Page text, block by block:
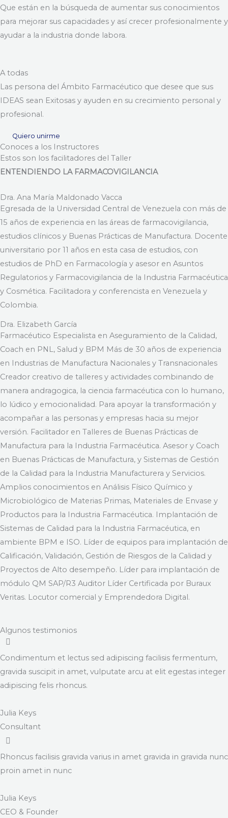
Que están en la búsqueda de aumentar sus conocimientos
para mejorar sus capacidades y así crecer profesionalmente y
ayudar a la industria donde labora.
A todas
Las persona del Ámbito Farmacéutico que desee que sus
IDEAS sean Exitosas y ayuden en su crecimiento personal y
profesional.
Quiero unirme
Conoces a los Instructores
Estos son los facilitadores del Taller
ENTENDIENDO LA FARMACOVIGILANCIA
Dra. Ana María Maldonado Vacca
Egresada de la Universidad Central de Venezuela con más de
15 años de experiencia en las áreas de farmacovigilancia,
estudios clínicos y Buenas Prácticas de Manufactura. Docente
universitario por 11 años en esta casa de estudios, con
estudios de PhD en Farmacología y asesor en Asuntos
Regulatorios y Farmacovigilancia de la Industria Farmacéutica
y Cosmética. Facilitadora y conferencista en Venezuela y
Colombia.
Dra. Elizabeth García
Farmacéutico Especialista en Aseguramiento de la Calidad,
Coach en PNL, Salud y BPM Más de 30 años de experiencia
en Industrias de Manufactura Nacionales y Transnacionales
Creador creativo de talleres y actividades combinando de
manera andragogica, la ciencia farmacéutica con lo humano,
lo lúdico y emocionalidad. Para apoyar la transformación y
acompañar a las personas y empresas hacia su mejor
versión. Facilitador en Talleres de Buenas Prácticas de
Manufactura para la Industria Farmacéutica. Asesor y Coach
en Buenas Prácticas de Manufactura, y Sistemas de Gestión
de la Calidad para la Industria Manufacturera y Servicios.
Amplios conocimientos en Análisis Físico Químico y
Microbiológico de Materias Primas, Materiales de Envase y
Productos para la Industria Farmacéutica. Implantación de
Sistemas de Calidad para la Industria Farmacéutica, en
ambiente BPM e ISO. Líder de equipos para implantación de
Calificación, Validación, Gestión de Riesgos de la Calidad y
Proyectos de Alto desempeño. Líder para implantación de
módulo QM SAP/R3 Auditor Líder Certificada por Buraux
Veritas. Locutor comercial y Emprendedora Digital.
Algunos testimonios
Condimentum et lectus sed adipiscing facilisis fermentum,
gravida suscipit in amet, vulputate arcu at elit egestas integer
adipiscing felis rhoncus.
Julia Keys
Consultant
Rhoncus facilisis gravida varius in amet gravida in gravida nunc
proin amet in nunc
Julia Keys
CEO & Founder